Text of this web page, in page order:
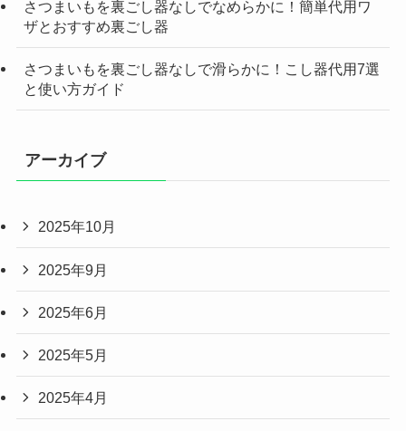
さつまいもを裏ごし器なしでなめらかに！簡単代用ワ
ザとおすすめ裏ごし器
さつまいもを裏ごし器なしで滑らかに！こし器代用7選
と使い方ガイド
アーカイブ
2025年10月
2025年9月
2025年6月
2025年5月
2025年4月